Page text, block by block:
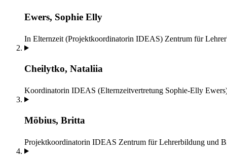
Ewers, Sophie Elly
In Elternzeit (Projektkoordinatorin IDEAS) Zentrum für
Cheilytko, Nataliia
Koordinatorin IDEAS (Elternzeitvertretung Sophie-Elly
Möbius, Britta
Projektkoordinatorin IDEAS Zentrum für Lehrerbildung und